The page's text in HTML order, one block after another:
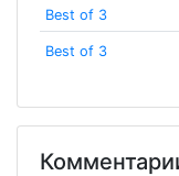
Best of 3
Best of 3